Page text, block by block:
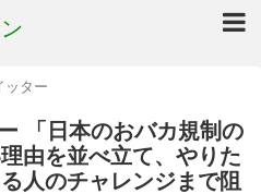
ッター
「日本のおバカ規制の
由を並べ立て、やりた
人のチャレンジまで阻